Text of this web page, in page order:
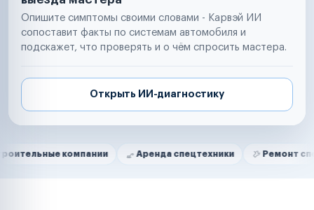
Опишите симптомы своими словами - Карвэй ИИ
сопоставит факты по системам автомобиля и
подскажет, что проверять и о чём спросить мастера.
Открыть ИИ-диагностику
Нам доверяют
компании Аренда спецтехники Ремонт спецтехники
Маркетплейсы